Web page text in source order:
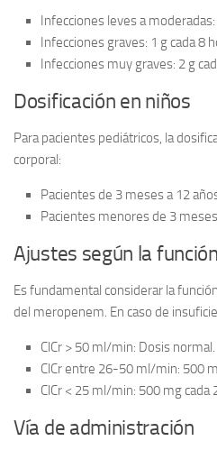
Infecciones leves a moderadas:
Infecciones graves: 1 g cada 8
Infecciones muy graves: 2 g
Dosificación en niños
Para pacientes pediátricos, la
corporal:
Pacientes de 3 meses a 12
Pacientes menores de 3
Ajustes según la
Es fundamental considerar la
del meropenem. En caso de
ClCr > 50 ml/min: Dosis normal.
ClCr entre 26-50 ml/min: 500
ClCr < 25 ml/min: 500 mg cada
Vía de administración